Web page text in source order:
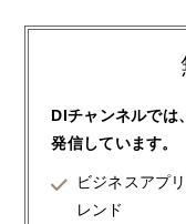
DIチャンネルでは
発信しています。
ビジネスアプ
レンド